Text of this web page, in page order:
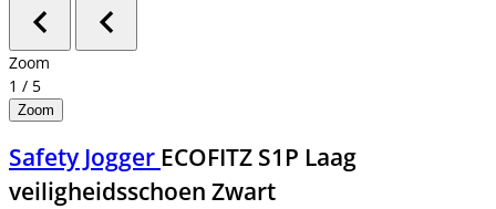
Zoom
1 / 5
Zoom
Safety Jogger ECOFITZ S1P Laag
veiligheidsschoen Zwart